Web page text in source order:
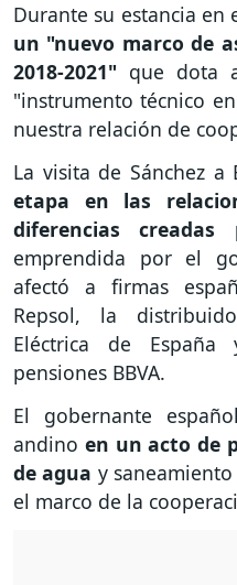
Durante su estancia en
un "nuevo marco de
2018-2021" que dota
"instrumento técnico
nuestra relación de
La visita de Sánchez a
etapa en las
diferencias
emprendida por el
afectó a firmas
Repsol, la
Eléctrica de
pensiones BBVA.
El gobernante
andino en un acto de
de agua y
el marco de la